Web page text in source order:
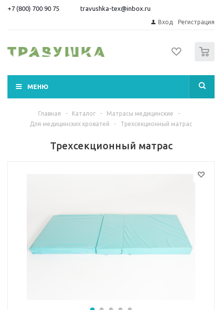
+7 (800) 700 90 75 travushka-tex@inbox.ru
Вход Регистрация
МЕНЮ
Главная - Каталог - Матрасы медицинские
-
Для медицинских кроватей
- Трехсекционный матрас
Трехсекционный матрас